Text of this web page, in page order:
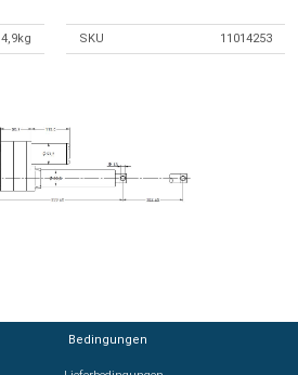
4,9kg SKU 11014253
Bedingungen
Bedingungen